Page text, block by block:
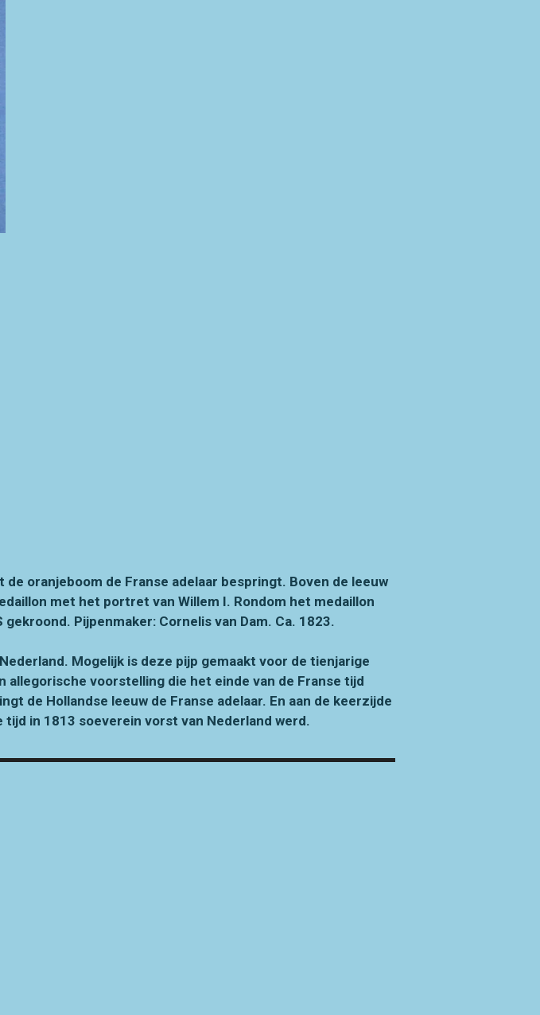
oranjeboom de Franse adelaar bespringt. Boven de leeuw
met het portret van Willem I. Rondom het medaillon
gekroond. Pijpenmaker: Cornelis van Dam. Ca. 1823.
Mogelijk is deze pijp gemaakt voor de tienjarige
allegorische voorstelling die het einde van de Franse tijd
de Hollandse leeuw de Franse adelaar. En aan de keerzijde
tijd in 1813 soeverein vorst van Nederland werd.